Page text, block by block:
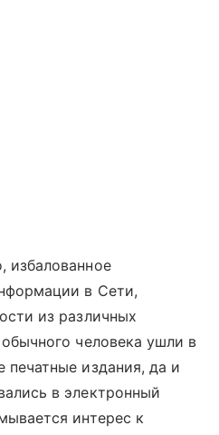
избалованное
в Сети,
из различных
человека ушли в
печатные издания, да и
в электронный
интерес к